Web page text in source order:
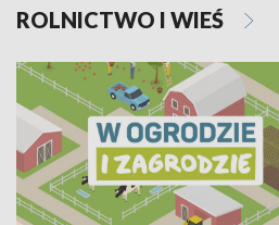
ROLNICTWO I WIEŚ